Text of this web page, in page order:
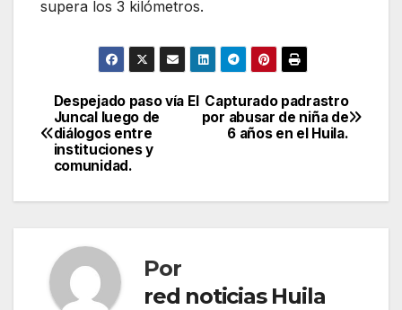
supera los 3 kilómetros.
Navegación
de
Capturado padrastro
por abusar de niña de
6 años en el Huila.
Despejado paso vía El
Juncal luego de
diálogos entre
instituciones y
comunidad.
Por
red noticias Huila